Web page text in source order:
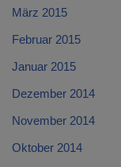
März 2015
Februar 2015
Januar 2015
Dezember 2014
November 2014
Oktober 2014